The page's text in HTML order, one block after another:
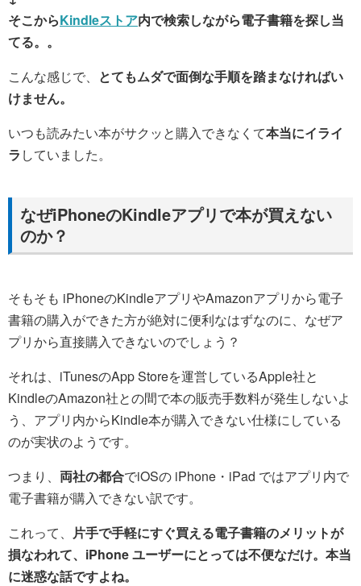
そこからKindleストア内で検索しながら電子書籍を探し当
てる。。
こんな感じで、 とてもムダで面倒な手順を踏まなければい
けません。
いつも読みたい本がサクッと購入できなくて本当にイライ
ラ していました。
なぜiPhoneのKindleアプリで本が買えない
のか？
そもそも iPhoneのKindleアプリやAmazonアプリから電子
書籍の購入ができた方が絶対に便利なはずなのに、なぜア
プリから直接購入できないのでしょう？
それは、iTunesのApp Storeを運営しているApple社と
KindleのAmazon社との間で本の販売手数料が発生しないよ
う、アプリ内からKindle本が購入できない仕様にしている
のが実状のようです。
つまり、 両社の都合でiOSの iPhone・iPad ではアプリ内で
電子書籍が購入できない訳です。
これって、 片手で手軽にすぐ買える電子書籍のメリットが
損なわれて、iPhone ユーザーにとっては不便なだけ。本当
に迷惑な話ですよね。